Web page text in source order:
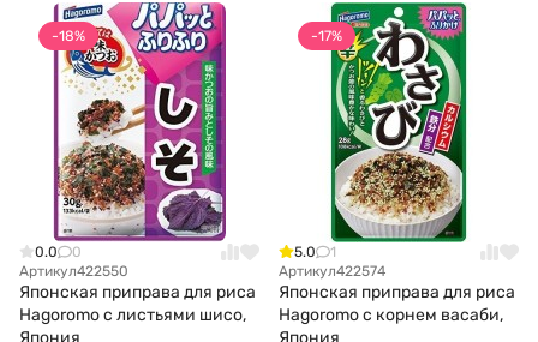
-18%
0.0
0
Артикул422550
Японская приправа для риса
Hagoromo с листьями шисо,
Япония
-17%
5.0
1
Артикул422574
Японская приправа для риса
Hagoromo с корнем васаби,
Япония